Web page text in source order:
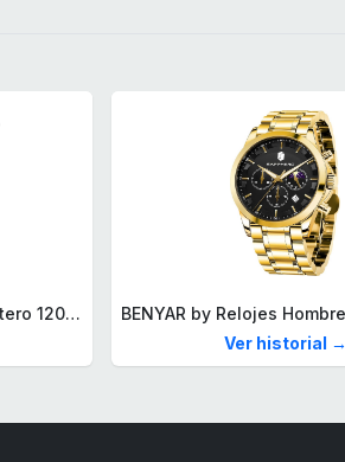
BRA Signature | Cuchillo tomatero 120 mm, Acero Inoxidable alemán forjado con Molibdeno Vanadio, Mango Remachado ABS, Diseño Ergonómico, Hoja 1,6 mm espesor
Ver historial →